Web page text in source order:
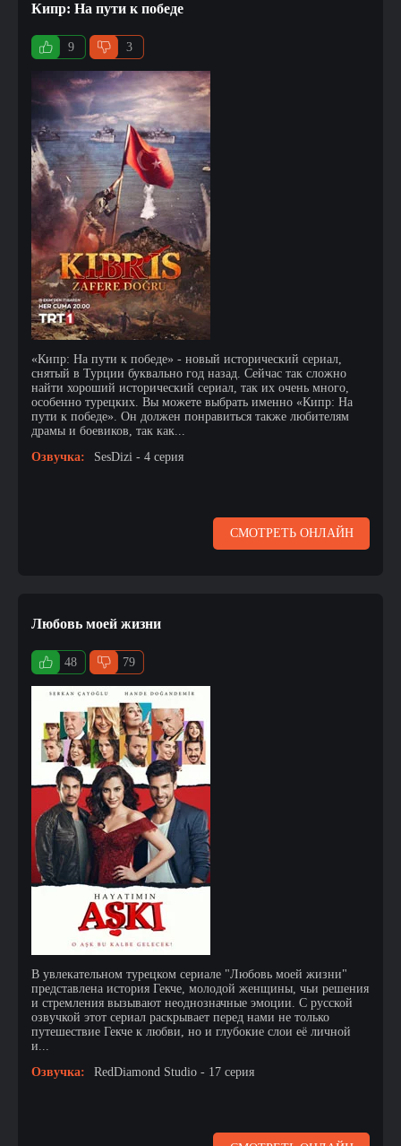
Кипр: На пути к победе
9 3
«Кипр: На пути к победе» - новый исторический сериал,
снятый в Турции буквально год назад. Сейчас так сложно
найти хороший исторический сериал, так их очень много,
особенно турецких. Вы можете выбрать именно «Кипр: На
пути к победе». Он должен понравиться также любителям
драмы и боевиков, так как...
Озвучка:
SesDizi - 4 серия
СМОТРЕТЬ ОНЛАЙН
Любовь моей жизни
48 79
В увлекательном турецком сериале "Любовь моей жизни"
представлена история Гекче, молодой женщины, чьи решения
и стремления вызывают неоднозначные эмоции. С русской
озвучкой этот сериал раскрывает перед нами не только
путешествие Гекче к любви, но и глубокие слои её личной
и...
Озвучка:
RedDiamond Studio - 17 серия